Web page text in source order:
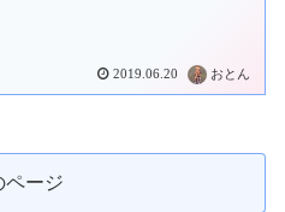
2019.06.20 おとん
ページ